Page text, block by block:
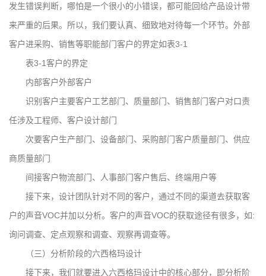
发生错误判断，哪怕是一个很小的小错误，都可能回给产品设计带
来严重的后果。所以，我们要认真、细致地对待每一个环节。外部
客户进采购、销售等职能部门客户的界定如表3-1
表3-1客户的界定
内部客户外部客户
识别客户主要客户工艺部门、质量部门、销售部门客户对口责
任涉及工程师、客户设计部门
次要客户生产部门、设备部门、采购部门客户质量部门、供应
商质量部门
间接客户物流部门、人事部门客户售后、终端用户等
接下来，设计团队针对不同的客户，通过不同的渠道去获取客
户的声音VOC并加以分析。客户的声音VOC的获取途径有很多，如:
询问调查、定点观察和调查、观察再调查等。
（三）分析阶段的六西格玛设计
接下来，我们就要进入六西格玛设计中的核心部分，即分析阶